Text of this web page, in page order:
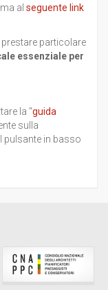
al seguente link
prestare particolare
essenziale per
la "guida
sulla
in basso